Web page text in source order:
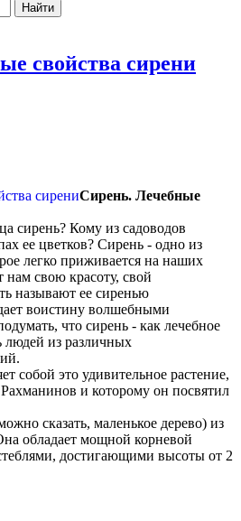
Найти
свойства сирени
Сирень. Лечебные
сирень? Кому из садоводов
ее цветков? Сирень - одно из
легко приживается на наших
нам свою красоту, свой
называют ее сиренью
воистину волшебными
что сирень - как лечебное
людей из различных
собой это удивительное растение,
и которому он посвятил
сказать, маленькое дерево) из
обладает мощной корневой
достигающими высоты от 2